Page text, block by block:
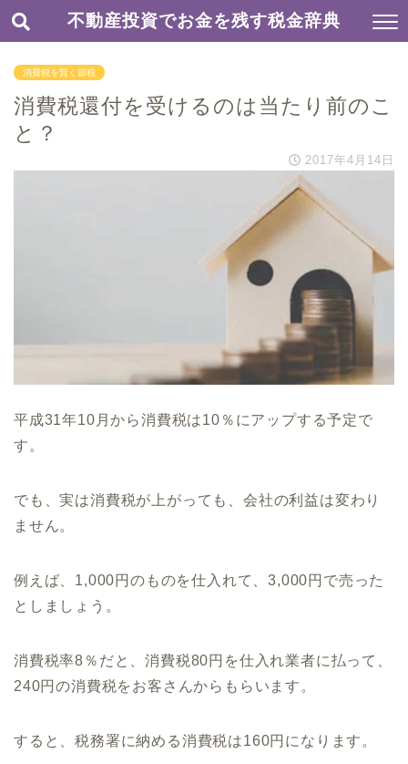
不動産投資でお金を残す税金辞典
消費税を賢く節税
消費税還付を受けるのは当たり前のこ
と？
2017年4月14日
平成31年10月から消費税は10％にアップする予定で
す。
でも、実は消費税が上がっても、会社の利益は変わり
ません。
例えば、1,000円のものを仕入れて、3,000円で売った
としましょう。
消費税率8％だと、消費税80円を仕入れ業者に払って、
240円の消費税をお客さんからもらいます。
すると、税務署に納める消費税は160円になります。